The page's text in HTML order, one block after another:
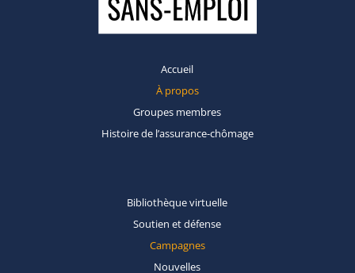
Accueil
À propos
Groupes membres
Histoire de l’assurance-chômage
Bibliothèquevirtuelle
Soutien etdéfense
Campagnes
Nouvelles